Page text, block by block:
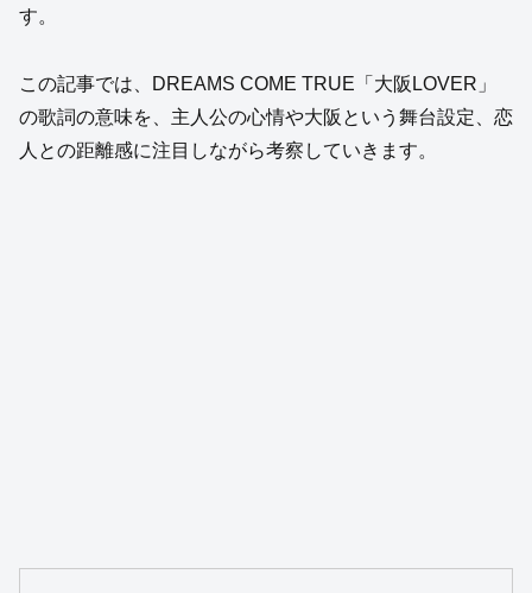
す。
この記事では、DREAMS COME TRUE「大阪LOVER」
の歌詞の意味を、主人公の心情や大阪という舞台設定、恋
人との距離感に注目しながら考察していきます。